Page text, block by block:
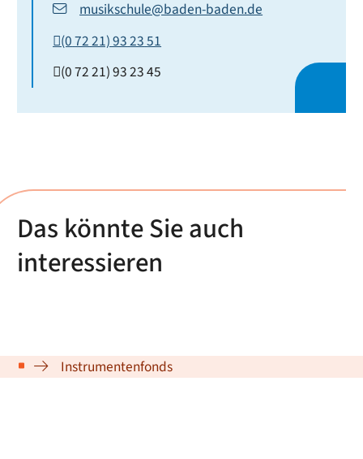
musikschule@baden-baden.de
(07221) 932351
(07221) 932345
Das könnte Sie auch
interessieren
Instrumentenfonds